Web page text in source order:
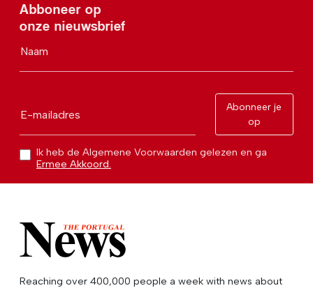
Abboneer op
onze nieuwsbrief
Naam
E-mailadres
Abonneer je
op
Ik heb de Algemene Voorwaarden gelezen en ga
Ermee Akkoord.
Reaching over 400,000 people a week with news about